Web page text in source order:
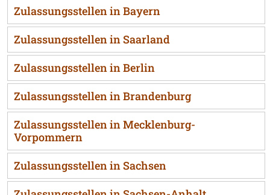
Zulassungsstellen in Bayern
Zulassungsstellen in Saarland
Zulassungsstellen in Berlin
Zulassungsstellen in Brandenburg
Zulassungsstellen in Mecklenburg-
Vorpommern
Zulassungsstellen in Sachsen